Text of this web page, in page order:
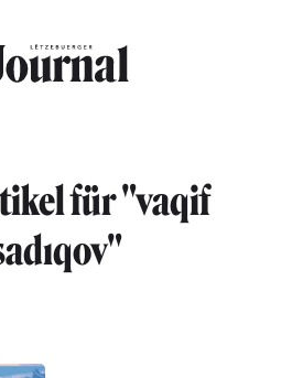
für "vaqif